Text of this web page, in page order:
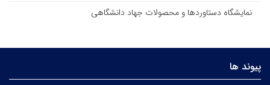
نمایشگاه دستاوردها و محصولات جهاد دانشگاهی
پیوند ها